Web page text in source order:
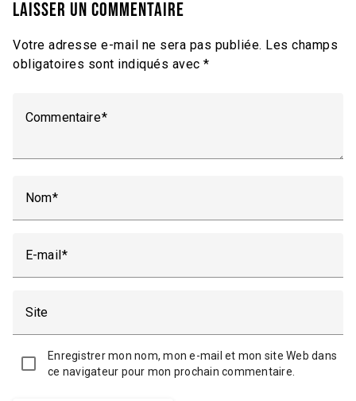
Laisser un commentaire
Votre adresse e-mail ne sera pas publiée. Les champs
obligatoires sont indiqués avec *
Commentaire
Nom
E-mail
Site
Enregistrer mon nom, mon e-mail et mon site Web dans
ce navigateur pour mon prochain commentaire.